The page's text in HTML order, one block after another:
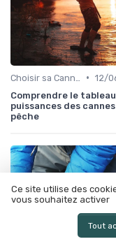
• 12/
Comprendre le
puissances des cannes
pêche
Ce site utilise des
vous souhaitez activer
Tout